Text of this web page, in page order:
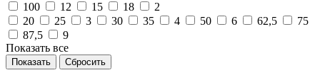
100
12 15 18
2
20
25 3 30 35 4 50 6 62,5
75
87,5
9
Показать все
Показать Сбросить